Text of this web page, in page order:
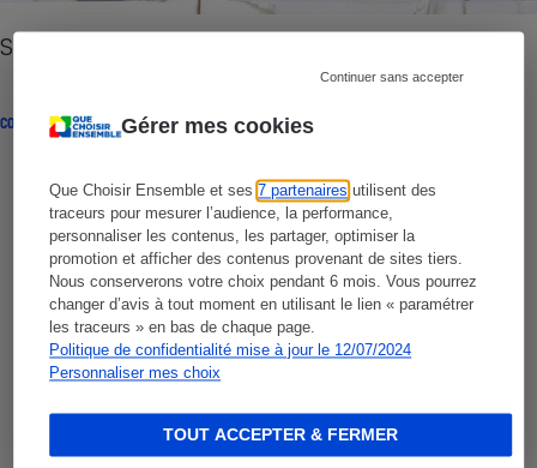
Gérer mes cookies
Que Choisir Ensemble et ses7 partenaires utilisent des
traceurs pour mesurer l’audience, la performance,
personnaliser les contenus, les partager, optimiser la
promotion et afficher des contenus provenant de sites tiers.
Nous conserverons votre choix pendant 6 mois. Vous pourrez
changer d’avis à tout moment en utilisant le lien « paramétrer
les traceurs » en bas de chaque page.
Politique de confidentialité mise à jour le 12/07/2024
Personnaliser mes choix
Continuer sans accepter
TOUT ACCEPTER & FERMER
Smartphones reconditionnés - La roulette russe
COMPARATIF